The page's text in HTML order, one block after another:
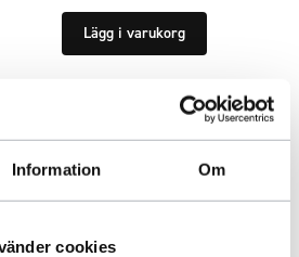
Information Om
cookies
Lägg i varukorg